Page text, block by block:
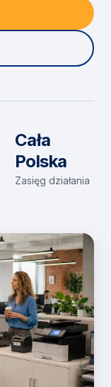
Cała
Polska
Zasięg działania